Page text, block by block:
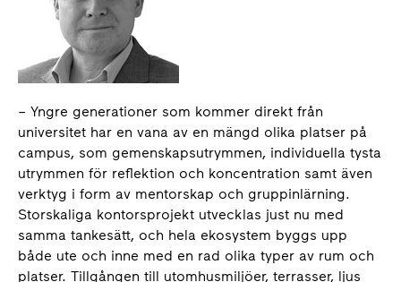
– Yngre generationer som kommer direkt från
universitet har en vana av en mängd olika platser på
campus, som gemenskapsutrymmen, individuella tysta
utrymmen för reflektion och koncentration samt även
verktyg i form av mentorskap och gruppinlärning.
Storskaliga kontorsprojekt utvecklas just nu med
samma tankesätt, och hela ekosystem byggs upp
både ute och inne med en rad olika typer av rum och
platser. Tillgången till utomhusmiljöer, terrasser, ljus